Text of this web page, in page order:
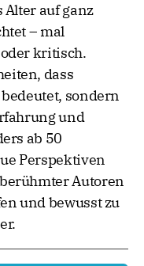
Alter auf ganz
– mal
kritisch.
dass
sondern
und
ab 50
Perspektiven
Autoren
und bewusst zu